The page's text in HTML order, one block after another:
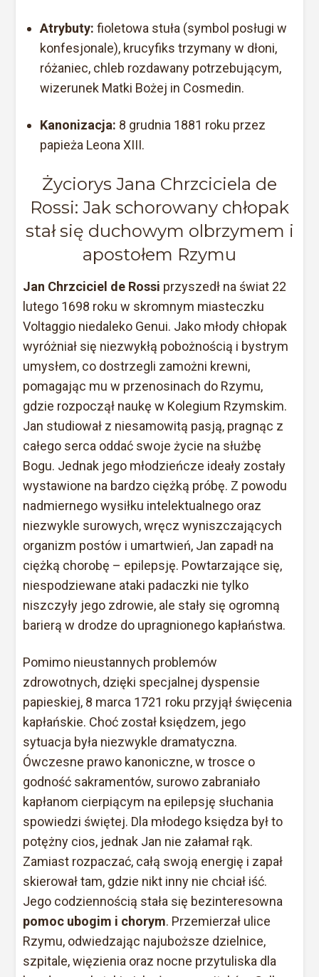
Atrybuty: fioletowa stuła (symbol posługi w
konfesjonale), krucyfiks trzymany w dłoni,
różaniec, chleb rozdawany potrzebującym,
wizerunek Matki Bożej in Cosmedin.
Kanonizacja: 8 grudnia 1881 roku przez
papieża Leona XIII.
Życiorys Jana Chrzciciela de
Rossi: Jak schorowany chłopak
stał się duchowym olbrzymem i
apostołem Rzymu
Jan Chrzciciel de Rossi przyszedł na świat 22
lutego 1698 roku w skromnym miasteczku
Voltaggio niedaleko Genui. Jako młody chłopak
wyróżniał się niezwykłą pobożnością i bystrym
umysłem, co dostrzegli zamożni krewni,
pomagając mu w przenosinach do Rzymu,
gdzie rozpoczął naukę w Kolegium Rzymskim.
Jan studiował z niesamowitą pasją, pragnąc z
całego serca oddać swoje życie na służbę
Bogu. Jednak jego młodzieńcze ideały zostały
wystawione na bardzo ciężką próbę. Z powodu
nadmiernego wysiłku intelektualnego oraz
niezwykle surowych, wręcz wyniszczających
organizm postów i umartwień, Jan zapadł na
ciężką chorobę – epilepsję. Powtarzające się,
niespodziewane ataki padaczki nie tylko
niszczyły jego zdrowie, ale stały się ogromną
barierą w drodze do upragnionego kapłaństwa.
Pomimo nieustannych problemów
zdrowotnych, dzięki specjalnej dyspensie
papieskiej, 8 marca 1721 roku przyjął święcenia
kapłańskie. Choć został księdzem, jego
sytuacja była niezwykle dramatyczna.
Ówczesne prawo kanoniczne, w trosce o
godność sakramentów, surowo zabraniało
kapłanom cierpiącym na epilepsję słuchania
spowiedzi świętej. Dla młodego księdza był to
potężny cios, jednak Jan nie załamał rąk.
Zamiast rozpaczać, całą swoją energię i zapał
skierował tam, gdzie nikt inny nie chciał iść.
Jego codziennością stała się bezinteresowna
pomoc ubogim i chorym. Przemierzał ulice
Rzymu, odwiedzając najuboższe dzielnice,
szpitale, więzienia oraz nocne przytuliska dla